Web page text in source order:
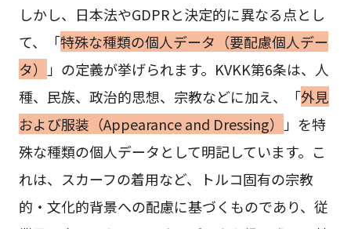
しかし、日本法やGDPRと決定的に異なる点とし
て、「特殊な種類の個人データ（要配慮個人デー
タ）
」の定義が挙げられます。KVKK第6条は、人
種、民族、政治的思想、宗教などに加え、「外見
および服装（Appearance and Dressing）
」を特
殊な種類の個人データとして明記しています。こ
れは、スカーフの着用など、トルコ固有の宗教
的・文化的背景への配慮に基づくものであり、従